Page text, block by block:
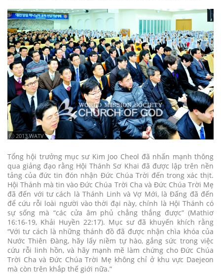
ⓒ 2013 WATV
Tổng hội trưởng mục sư Kim Joo Cheol đã nhấn mạnh thông
qua giảng đạo rằng Hội Thánh Sơ Khai đã được lập trên nền
tảng của đức tin đón nhận Đức Chúa Trời đến trong xác thịt.
Hội Thánh mà tin vào Đức Chúa Trời Cha và Đức Chúa Trời Mẹ
đã đến với tư cách là Thánh Linh và Vợ Mới, là Đấng đã đến
để cứu rỗi loài người vào thời đại này, chính là Hội Thánh có
sự sống mà “các cửa âm phủ chẳng thắng được” (Mathiơ
16:16-19, Khải Huyền 22:17). Mục sư đã khuyến khích rằng
“Với tư cách là những thánh đồ đã được nhận chìa khóa của
Nước Thiên Đàng, hãy lấy niềm tự hào, gắng sức trong việc
cứu rỗi linh hồn, và hãy mạnh mẽ làm chứng cho Đức Chúa
Trời Cha và Đức Chúa Trời Mẹ không chỉ ở khu vực Daejeon
mà còn trên khắp thế giới nữa.”